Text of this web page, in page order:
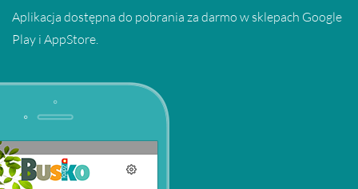
Aplikacja dostępna do pobrania za darmo w sklepach Google
Play i AppStore.